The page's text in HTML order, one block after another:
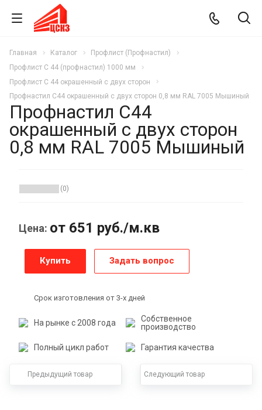
Главная Каталог
Профлист (Профнастил)
Профлист С 44 (профнастил) 1000 мм
Профлист С 44 окрашенный с двух сторон
Профнастил С44 окрашенный с двух сторон 0,8 мм RAL 7005 Мышиный
Профнастил С44
окрашенный с двух сторон
0,8 мм RAL 7005 Мышиный
(0)
Цена: от 651 руб./м.кв
Купить Задать вопрос
Срок изготовления от 3-х дней
На рынке с 2008 года
Собственное
производство
Полный цикл работ Гарантия качества
Предыдущий товар Следующий товар